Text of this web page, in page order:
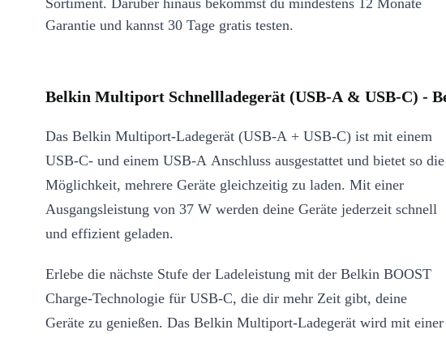
Sortiment. Darüber hinaus bekommst du mindestens 12 Monate
Garantie und kannst 30 Tage gratis testen.
Belkin Multiport Schnellladegerät (USB-A & USB-C) -
Das Belkin Multiport-Ladegerät (USB-A + USB-C) ist mit einem
USB-C- und einem USB-A Anschluss ausgestattet und bietet so die
Möglichkeit, mehrere Geräte gleichzeitig zu laden. Mit einer
Ausgangsleistung von 37 W werden deine Geräte jederzeit schnell
und effizient geladen.
Erlebe die nächste Stufe der Ladeleistung mit der Belkin BOOST
Charge-Technologie für USB-C, die dir mehr Zeit gibt, deine
Geräte zu genießen. Das Belkin Multiport-Ladegerät wird mit einer